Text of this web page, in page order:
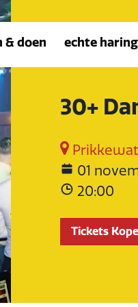
& doen echte
30+
01
20:00
Tickets